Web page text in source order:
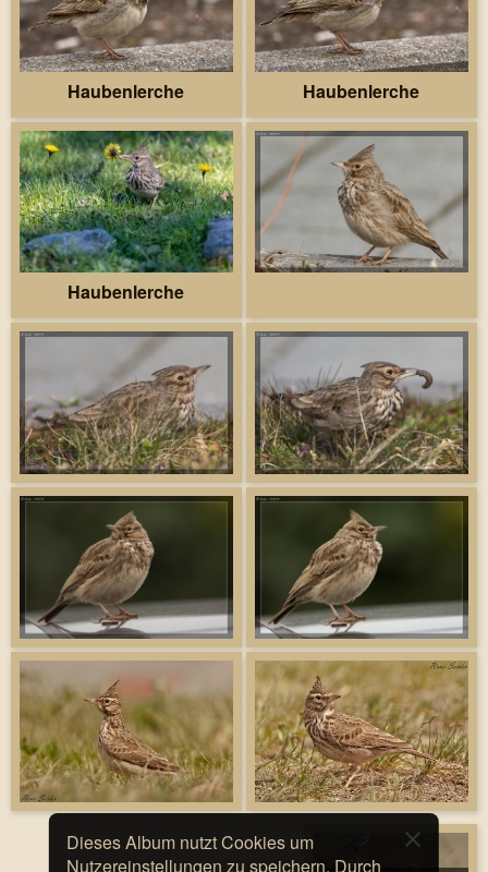
Haubenlerche Haubenlerche
Haubenlerche
Dieses Album nutzt Cookies um
Nutzereinstellungen zu speichern. Durch